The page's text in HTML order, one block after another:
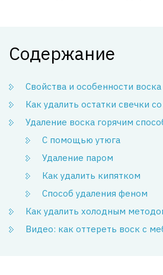
Содержание
Свойства и особенности воска
Как удалить остатки свечки
Удаление воска горячим
С помощью утюга
Удаление паром
Как удалить кипятком
Способ удаления феном
Как удалить холодным
Видео: как оттереть воск с